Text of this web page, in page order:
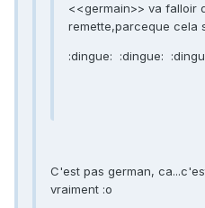
<<germain>> va falloir
remette,parceque cela
:dingue: :dingue:
C'est pas german,
vraiment :o